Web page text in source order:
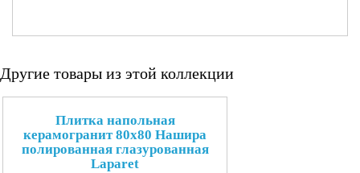
Другие товары из этой коллекции
Плитка напольная
керамогранит 80x80 Нашира
полированная глазурованная
Laparet